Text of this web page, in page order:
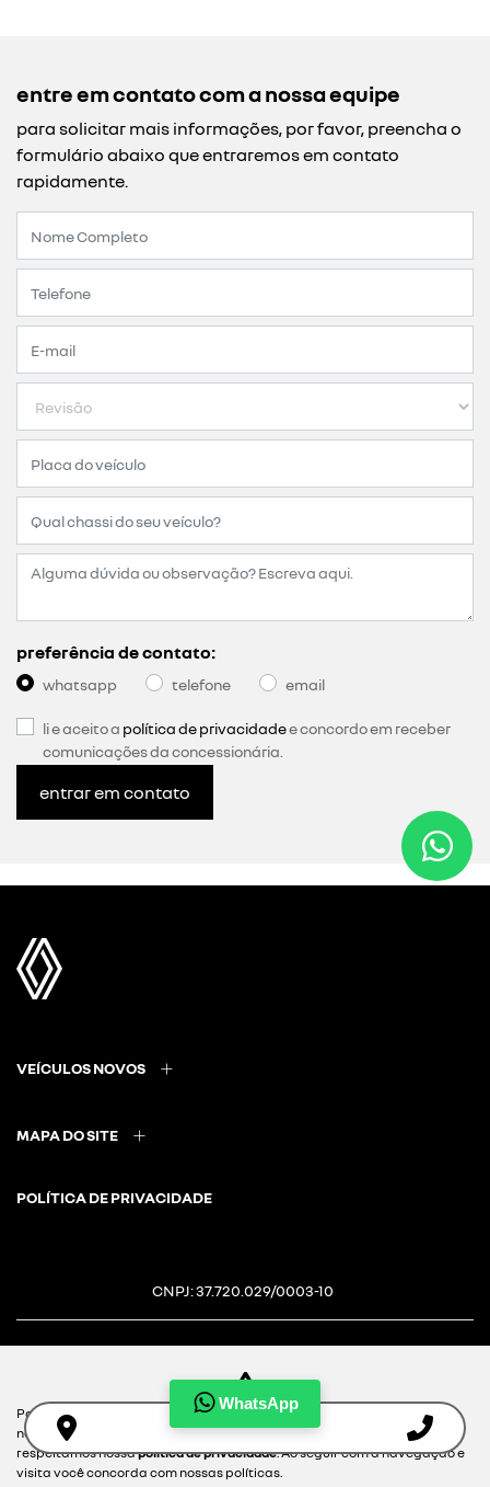
WhatsApp
entre em contato com a nossa equipe
para solicitar mais informações, por favor, preencha o
formulário abaixo que entraremos em contato
rapidamente.
preferência de contato:
whatsapp telefone email
li e aceito a política de privacidadee concordo em receber
comunicações da concessionária.
entrar em contato
VEÍCULOS NOVOS
MAPA DO SITE
POLÍTICA DE PRIVACIDADE
CNPJ: 37.720.029/0003-10
Desacelere. Seu bem maior é
a vida.
Para otimizar sua experiência durante a navegação, fazemos uso de
nossa política de cookies e para proteger seus dados pessoais
respeitamos nossapolítica de privacidade. Ao seguir com a navegação e
visita você concorda com nossas políticas.